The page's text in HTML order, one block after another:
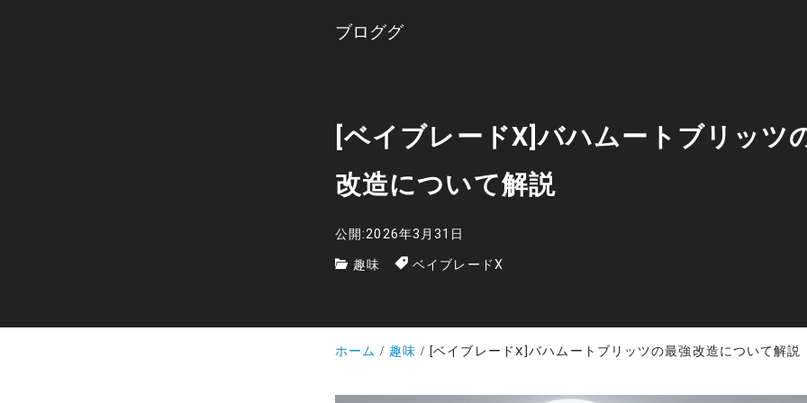
ブロググ
[ベイブレードX]バハムートブリッツ
改造について解説
公開:2026年3月31日
趣味
ベイブレードX
ホーム 趣味 [ベイブレードX]バハムートブリッツの最強改造について解説